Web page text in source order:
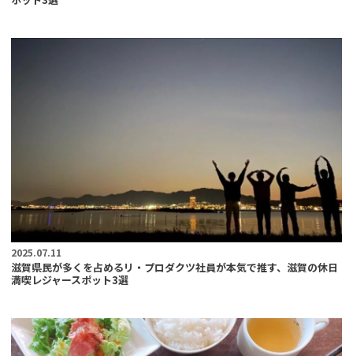
2025.07.11
滋賀県民が多くを占めるリ・プロダクツ社員が本気で推す、滋賀の休日
満喫レジャースポット3選